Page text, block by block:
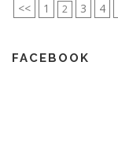
<< 1 2 3 4
FACEBOOK